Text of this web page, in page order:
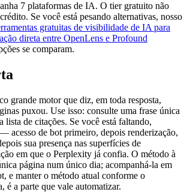
7 plataformas de IA. O tier gratuito não
Se você está pesando alternativas, nosso
gratuitas de visibilidade de IA para
direta entre OpenLens e Profound
se comparam.
grande motor que diz, em toda resposta,
puxou. Use isso: consulte uma frase única
lista de citações. Se você está faltando,
acesso de bot primeiro, depois renderização,
sua presença nas superfícies de
em que o Perplexity já confia. O método à
página num único dia; acompanhá-la em
e manter o método atual conforme o
é a parte que vale automatizar.